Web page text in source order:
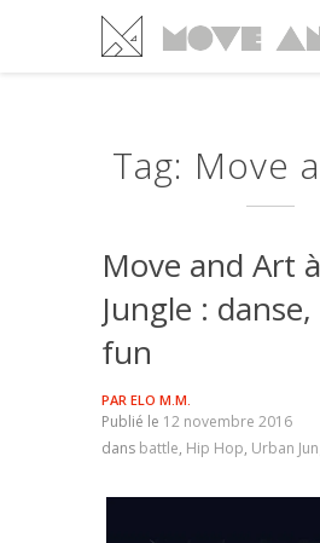
Tag: Move
Move and Art
Jungle :
fun
PAR ELO M.M.
Publié le 12 novembre 2016
dans battle, Hip Hop, Urban